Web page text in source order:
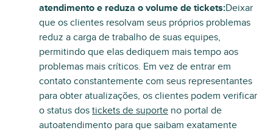
atendimento e reduza o volume de tickets:Deixar
que os clientes resolvam seus próprios problemas
reduz a carga de trabalho de suas equipes,
permitindo que elas dediquem mais tempo aos
problemas mais críticos. Em vez de entrar em
contato constantemente com seus representantes
para obter atualizações, os clientes podem verificar
o status dos tickets de suporte no portal de
autoatendimento para que saibam exatamente